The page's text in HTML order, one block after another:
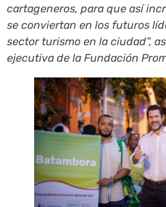
cartageneros, para que así
se conviertan en los futuros
sector turismo en la ciudad”,
ejecutiva de la Fundación